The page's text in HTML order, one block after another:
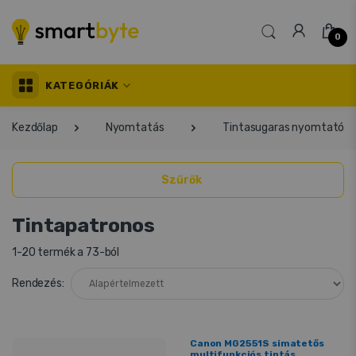
0
KATEGÓRIÁK
Kezdőlap Nyomtatás Tintasugaras nyomtató
Szűrők
Tintapatronos
1-20 termék a 73-ból
Rendezés:
Canon MG2551S simatetős